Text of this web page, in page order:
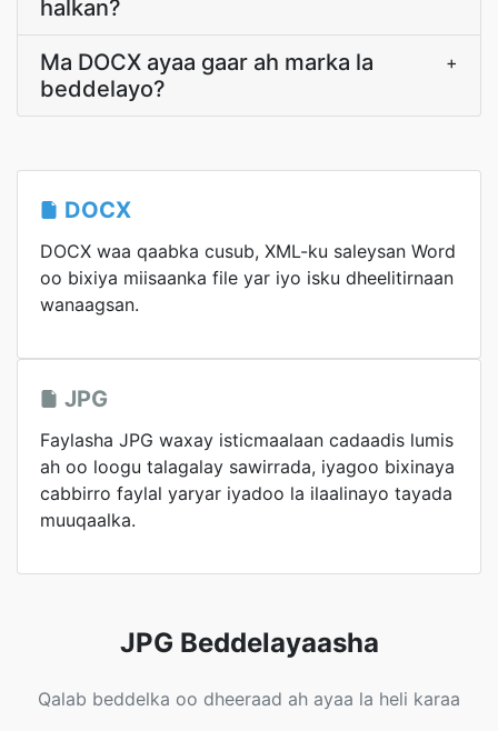
halkan?
Ma DOCX ayaa gaar ah marka la
beddelayo?
+
DOCX
DOCX waa qaabka cusub, XML-ku saleysan Word
oo bixiya miisaanka file yar iyo isku dheelitirnaan
wanaagsan.
JPG
Faylasha JPG waxay isticmaalaan cadaadis lumis
ah oo loogu talagalay sawirrada, iyagoo bixinaya
cabbirro faylal yaryar iyadoo la ilaalinayo tayada
muuqaalka.
JPG Beddelayaasha
Qalab beddelka oo dheeraad ah ayaa la heli karaa